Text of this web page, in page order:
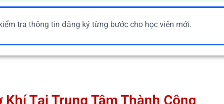
tra thông tin đăng ký từng bước cho học viên mới.
Tại Trung Tâm Thành Công